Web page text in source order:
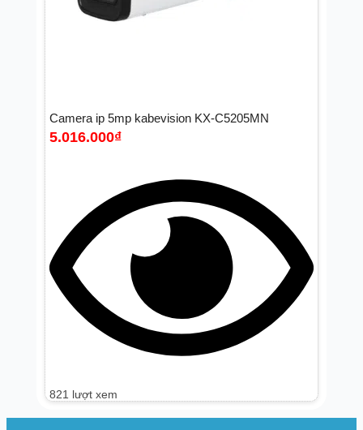
Camera ip 5mp kabevision KX-C5205MN
5.016.000₫
821 lượt xem